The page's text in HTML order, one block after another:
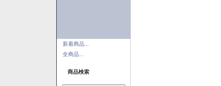
新着商品...
全商品...
商品検索